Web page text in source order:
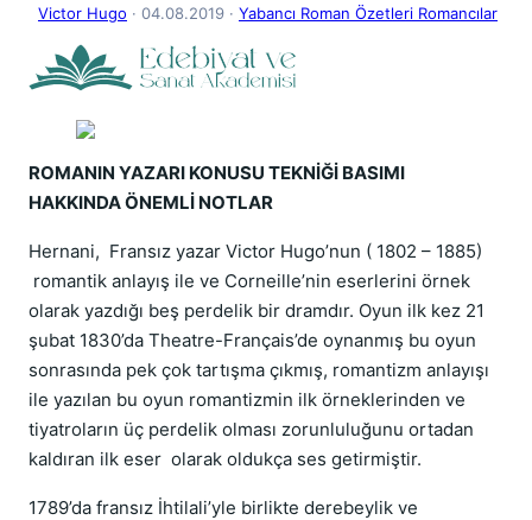
Victor Hugo · 04.08.2019 · Yabancı Roman Özetleri Romancılar
ROMANIN YAZARI KONUSU TEKNİĞİ BASIMI
HAKKINDA ÖNEMLİ NOTLAR
Hernani, Fransız yazar Victor Hugo’nun ( 1802 – 1885)
romantik anlayış ile ve Corneille’nin eserlerini örnek
olarak yazdığı beş perdelik bir dramdır. Oyun ilk kez 21
şubat 1830’da Theatre-Français’de oynanmış bu oyun
sonrasında pek çok tartışma çıkmış, romantizm anlayışı
ile yazılan bu oyun romantizmin ilk örneklerinden ve
tiyatroların üç perdelik olması zorunluluğunu ortadan
kaldıran ilk eser olarak oldukça ses getirmiştir.
1789’da fransız İhtilali’yle birlikte derebeylik ve